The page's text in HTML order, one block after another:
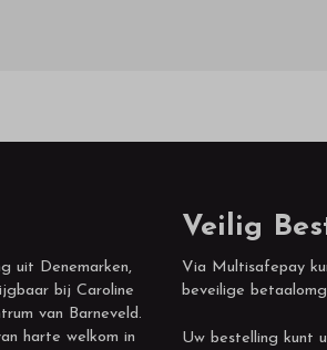
uit Denemarken,
bij Caroline
van Barneveld.
harte welkom in
Veilig
Via Multisafepay
beveilige
Uw bestelling kunt